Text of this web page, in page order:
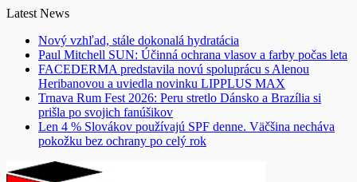
Skip
content
Latest News
Nový vzhľad, stále dokonalá hydratácia
Paul Mitchell SUN: Účinná ochrana vlasov a farby počas leta
FACEDERMA predstavila novú spoluprácu s Alenou
Heribanovou a uviedla novinku LIPPLUS MAX
Trnava Rum Fest 2026: Peru stretlo Dánsko a Brazília si
prišla po svojich fanúšikov
Len 4 % Slovákov používajú SPF denne. Väčšina necháva
pokožku bez ochrany po celý rok